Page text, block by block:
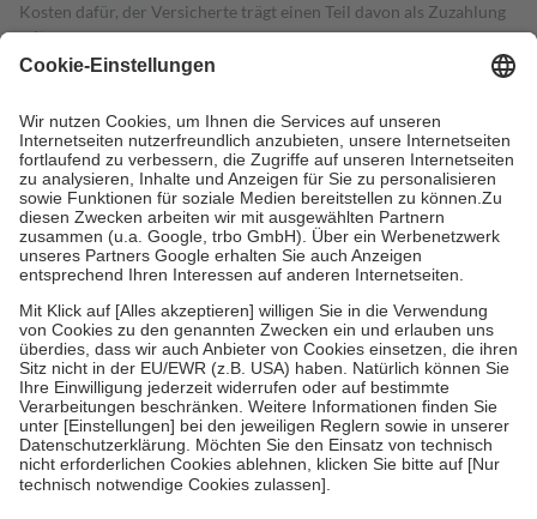
Kosten dafür, der Versicherte trägt einen Teil davon als Zuzahlung
mit.
Grundsätzlich leisten Mitglieder Zuzahlungen in Höhe von zehn
höchstens zehn Euro.
Es sind jedoch nie mehr als die tatsächlichen
Kosten der Leistung zu entrichten.
Diese Regeln gelten grundsätzlich auch für Online-Apotheken.
Bei Heilmitteln und häuslicher Krankenpflege beträgt die
Zuzahlung zehn Prozent der Kosten sowie zehn Euro je
Verordnung.
Um das Engagement der Versicherten für ihre eigene Gesundheit zu
stärken und die besondere Stellung der Familie zu unterstützen,
fallenkeine Zuzahlungenan bei:
• Kindern und Jugendlichen bis zum vollendeten 18. Lebensjahr
mit Ausnahme der Fahrkosten
• Untersuchungen zur Vorsorge und Früherkennung, die von der
GKV getragen werden
• empfohlenen Schutzimpfungen
• Harn- und Blutteststreifen